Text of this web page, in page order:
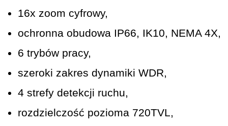
16x zoom cyfrowy,
ochronna obudowa IP66, IK10, NEMA 4X,
6 trybów pracy,
szeroki zakres dynamiki WDR,
4 strefy detekcji ruchu,
rozdzielczość pozioma 720TVL,